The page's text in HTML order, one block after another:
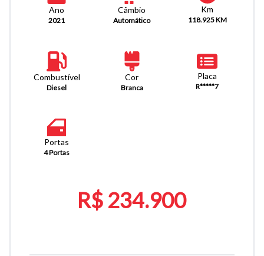
Ano
2021
Câmbio
Automático
Km
118.925 KM
Combustível
Diesel
Cor
Branca
Placa
R*****7
Portas
4 Portas
R$ 234.900